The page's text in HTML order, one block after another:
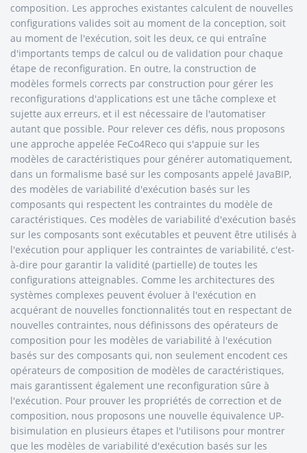
composition. Les approches existantes calculent de nouvelles
configurations valides soit au moment de la conception, soit
au moment de l'exécution, soit les deux, ce qui entraîne
d'importants temps de calcul ou de validation pour chaque
étape de reconfiguration. En outre, la construction de
modèles formels corrects par construction pour gérer les
reconfigurations d'applications est une tâche complexe et
sujette aux erreurs, et il est nécessaire de l'automatiser
autant que possible. Pour relever ces défis, nous proposons
une approche appelée FeCo4Reco qui s'appuie sur les
modèles de caractéristiques pour générer automatiquement,
dans un formalisme basé sur les composants appelé JavaBIP,
des modèles de variabilité d'exécution basés sur les
composants qui respectent les contraintes du modèle de
caractéristiques. Ces modèles de variabilité d'exécution basés
sur les composants sont exécutables et peuvent être utilisés à
l'exécution pour appliquer les contraintes de variabilité, c'est-
à-dire pour garantir la validité (partielle) de toutes les
configurations atteignables. Comme les architectures des
systèmes complexes peuvent évoluer à l'exécution en
acquérant de nouvelles fonctionnalités tout en respectant de
nouvelles contraintes, nous définissons des opérateurs de
composition pour les modèles de variabilité à l'exécution
basés sur des composants qui, non seulement encodent ces
opérateurs de composition de modèles de caractéristiques,
mais garantissent également une reconfiguration sûre à
l'exécution. Pour prouver les propriétés de correction et de
composition, nous proposons une nouvelle équivalence UP-
bisimulation en plusieurs étapes et l'utilisons pour montrer
que les modèles de variabilité d'exécution basés sur les